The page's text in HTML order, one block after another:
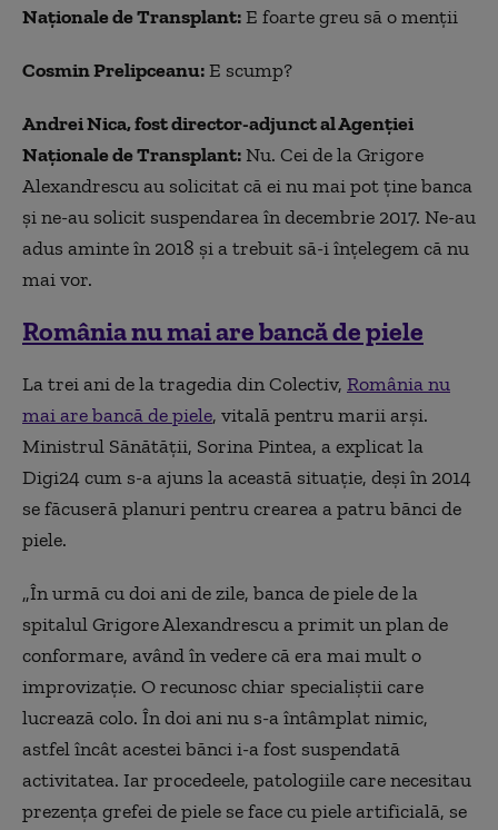
Naţionale de Transplant:E foarte greu să o menții
Cosmin Prelipceanu:E scump?
Andrei Nica, fost director-adjunct al Agenţiei
Naţionale de Transplant:Nu. Cei de la Grigore
Alexandrescu au solicitat că ei nu mai pot ține banca
și ne-au solicit suspendarea în decembrie 2017. Ne-au
adus aminte în 2018 și a trebuit să-i înțelegem că nu
mai vor.
România nu mai are bancă de piele
La trei ani de la tragedia din Colectiv, România nu
mai are bancă de piele, vitală pentru marii arși.
Ministrul Sănătății, Sorina Pintea, a explicat la
Digi24 cum s-a ajuns la această situație, deși în 2014
se făcuseră planuri pentru crearea a patru bănci de
piele.
„În urmă cu doi ani de zile, banca de piele de la
spitalul Grigore Alexandrescu a primit un plan de
conformare, având în vedere că era mai mult o
improvizație. O recunosc chiar specialiștii care
lucrează colo. În doi ani nu s-a întâmplat nimic,
astfel încât acestei bănci i-a fost suspendată
activitatea. Iar procedeele, patologiile care necesitau
prezența grefei de piele se face cu piele artificială, se